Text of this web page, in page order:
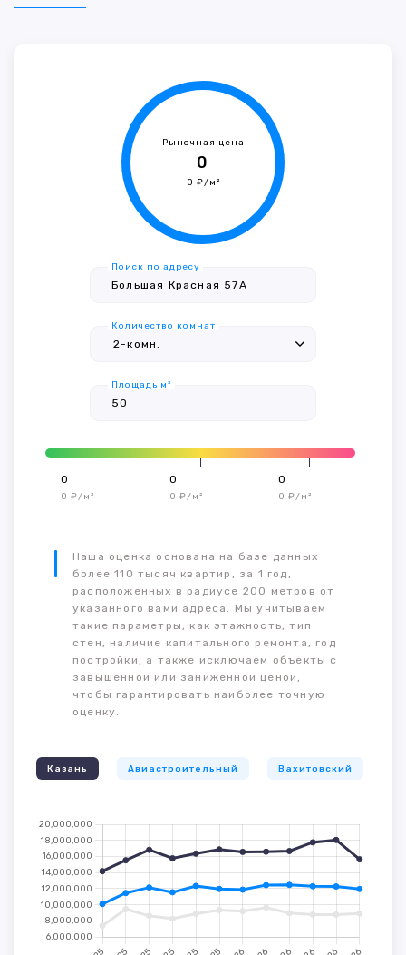
Рыночная цена
0
0 ₽/м²
Поиск по адресу
Количество комнат
Площадь м²
0
0 ₽/м²
0
0 ₽/м²
0
0 ₽/м²
Наша оценка основана на базе данных
более 110 тысяч квартир, за 1 год,
расположенных в радиусе 200 метров от
указанного вами адреса. Мы учитываем
такие параметры, как этажность, тип
стен, наличие капитального ремонта, год
постройки, а также исключаем объекты с
завышенной или заниженной ценой,
чтобы гарантировать наиболее точную
оценку.
Казань Авиастроительный Вахитовский